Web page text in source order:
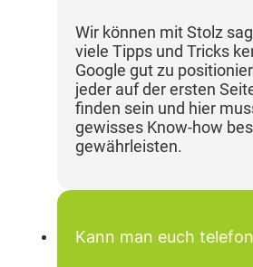
Wir können mit Stolz
viele Tipps und Tricks
Google gut zu
jeder auf der ersten
finden sein und hier
gewisses Know-how
gewährleisten.
Kann man euch